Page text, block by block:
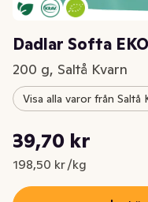
Dadlar Softa
200 g, Saltå Kvarn
Visa alla varor från Saltå
Nuvarande pris är:
39,70 kr
198,50 kr /kg
Styckpris: 198,50 kr /kg